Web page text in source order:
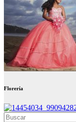
Florería